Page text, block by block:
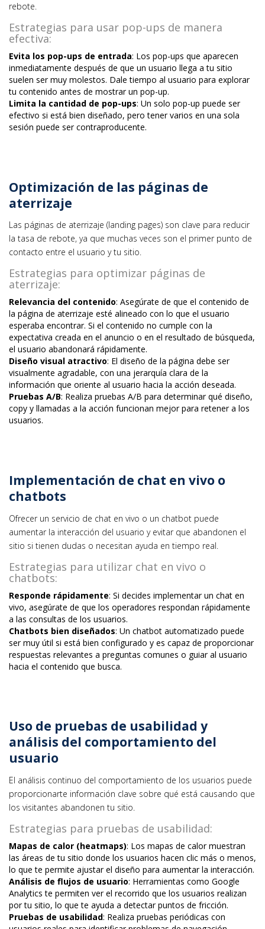
rebote.
Estrategias para usar pop-ups de manera
efectiva:
Evita los pop-ups de entrada: Los pop-ups que aparecen
inmediatamente después de que un usuario llega a tu sitio
suelen ser muy molestos. Dale tiempo al usuario para explorar
tu contenido antes de mostrar un pop-up.
Limita la cantidad de pop-ups: Un solo pop-up puede ser
efectivo si está bien diseñado, pero tener varios en una sola
sesión puede ser contraproducente.
Optimización de las páginas de
aterrizaje
Las páginas de aterrizaje (landing pages) son clave para reducir
la tasa de rebote, ya que muchas veces son el primer punto de
contacto entre el usuario y tu sitio.
Estrategias para optimizar páginas de
aterrizaje:
Relevancia del contenido: Asegúrate de que el contenido de
la página de aterrizaje esté alineado con lo que el usuario
esperaba encontrar. Si el contenido no cumple con la
expectativa creada en el anuncio o en el resultado de búsqueda,
el usuario abandonará rápidamente.
Diseño visual atractivo: El diseño de la página debe ser
visualmente agradable, con una jerarquía clara de la
información que oriente al usuario hacia la acción deseada.
Pruebas A/B: Realiza pruebas A/B para determinar qué diseño,
copy y llamadas a la acción funcionan mejor para retener a los
usuarios.
Implementación de chat en vivo o
chatbots
Ofrecer un servicio de chat en vivo o un chatbot puede
aumentar la interacción del usuario y evitar que abandonen el
sitio si tienen dudas o necesitan ayuda en tiempo real.
Estrategias para utilizar chat en vivo o
chatbots:
Responde rápidamente: Si decides implementar un chat en
vivo, asegúrate de que los operadores respondan rápidamente
a las consultas de los usuarios.
Chatbots bien diseñados: Un chatbot automatizado puede
ser muy útil si está bien configurado y es capaz de proporcionar
respuestas relevantes a preguntas comunes o guiar al usuario
hacia el contenido que busca.
Uso de pruebas de usabilidad y
análisis del comportamiento del
usuario
El análisis continuo del comportamiento de los usuarios puede
proporcionarte información clave sobre qué está causando que
los visitantes abandonen tu sitio.
Estrategias para pruebas de usabilidad:
Mapas de calor (heatmaps): Los mapas de calor muestran
las áreas de tu sitio donde los usuarios hacen clic más o menos,
lo que te permite ajustar el diseño para aumentar la interacción.
Análisis de flujos de usuario: Herramientas como Google
Analytics te permiten ver el recorrido que los usuarios realizan
por tu sitio, lo que te ayuda a detectar puntos de fricción.
Pruebas de usabilidad: Realiza pruebas periódicas con